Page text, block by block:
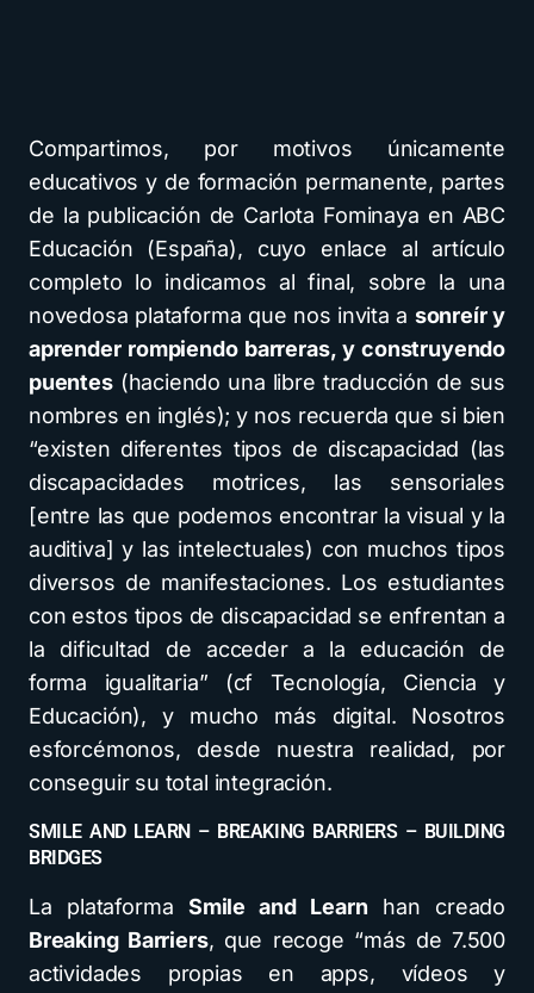
Compartimos, por motivos únicamente
educativos y de formación permanente, partes
de la publicación de Carlota Fominaya en ABC
Educación (España), cuyo enlace al artículo
completo lo indicamos al final, sobre la una
novedosa plataforma que nos invita a sonreír y
aprender rompiendo barreras, y construyendo
puentes(haciendo una libre traducción de sus
nombres en inglés); y nos recuerda que si bien
“existen diferentes tipos de discapacidad (las
discapacidades motrices, las sensoriales
[entre las que podemos encontrar la visual y la
auditiva] y las intelectuales) con muchos tipos
diversos de manifestaciones. Los estudiantes
con estos tipos de discapacidad se enfrentan a
la dificultad de acceder a la educación de
forma igualitaria” (cf Tecnología, Ciencia y
Educación), y mucho más digital. Nosotros
esforcémonos, desde nuestra realidad, por
conseguir su total integración.
SMILE AND LEARN – BREAKING BARRIERS – BUILDING
BRIDGES
La plataforma Smile and Learn han creado
Breaking Barriers, que recoge “más de 7.500
actividades propias en apps, vídeos y